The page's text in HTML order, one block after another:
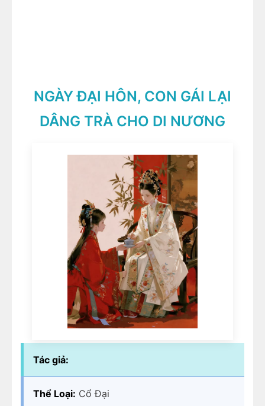
NGÀY ĐẠI HÔN, CON GÁI LẠI
DÂNG TRÀ CHO DI NƯƠNG
Tác giả:
Thể Loại: Cổ Đại